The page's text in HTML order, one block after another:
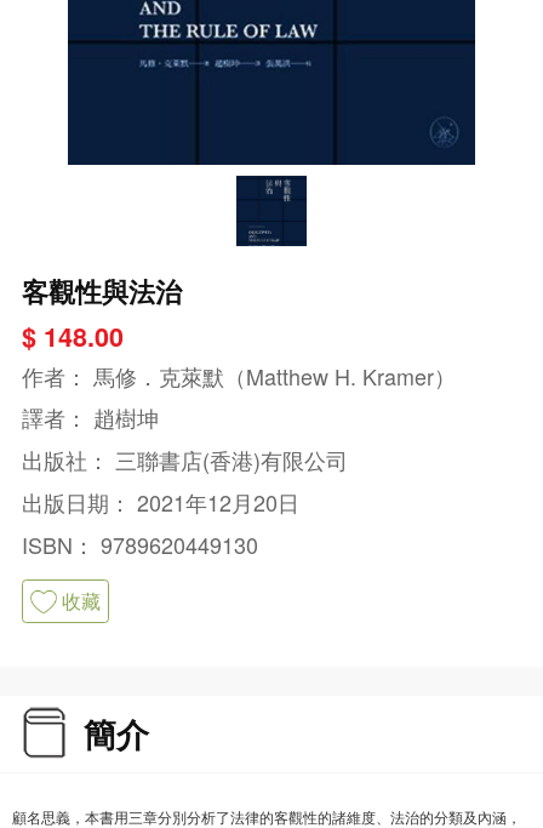
客觀性與法治
$ 148.00
作者： 馬修．克萊默（Matthew H. Kramer）
譯者： 趙樹坤
出版社： 三聯書店(香港)有限公司
出版日期： 2021年12月20日
ISBN： 9789620449130
收藏
簡介
顧名思義，本書用三章分別分析了法律的客觀性的諸維度、法治的分類及內涵，